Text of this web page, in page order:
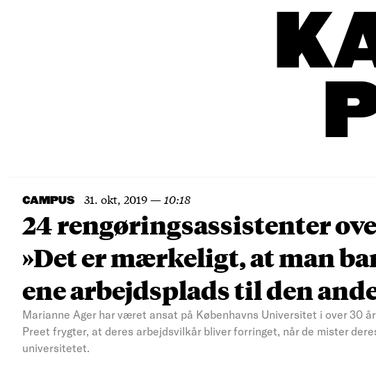
CAMPUS 31. okt, 2019— 10:18
24 rengøringsassistenter
»Det er mærkeligt, at man
ene arbejdsplads til den
Marianne Ager har været ansat på Københavns Universitet i over 30
Preet frygter, at deres arbejdsvilkår bliver forringet, når de mister
universitetet.